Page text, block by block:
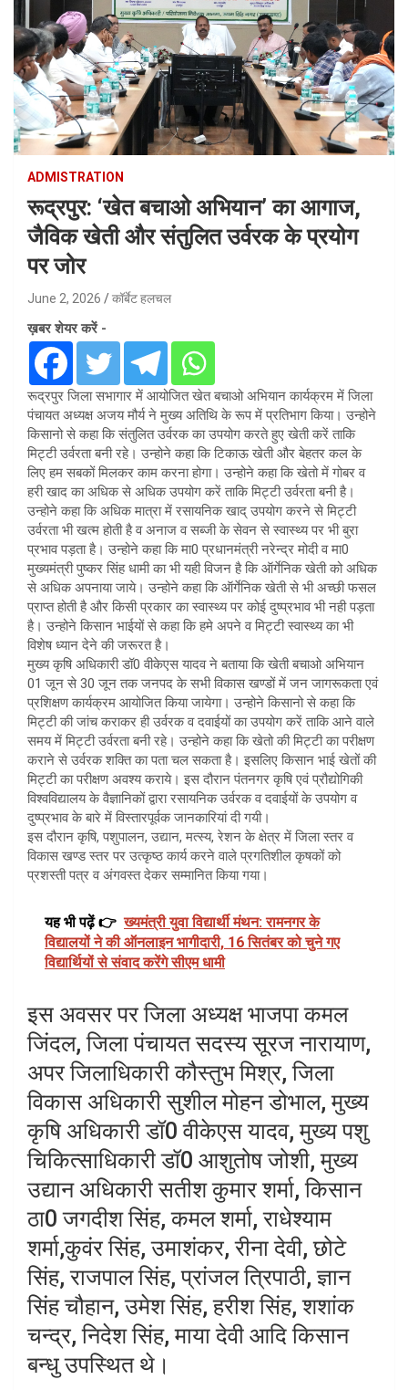
ADMISTRATION
रूद्रपुर: ‘खेत बचाओ अभियान’ का आगाज,
जैविक खेती और संतुलित उर्वरक के प्रयोग
पर जोर
June 2, 2026 कॉर्बेट हलचल
ख़बर शेयर करें -
रूद्रपुर जिला सभागार में आयोजित खेत बचाओ अभियान कार्यक्रम में जिला
पंचायत अध्यक्ष अजय मौर्य ने मुख्य अतिथि के रूप में प्रतिभाग किया। उन्होने
किसानो से कहा कि संतुलित उर्वरक का उपयोग करते हुए खेती करें ताकि
मिट्टी उर्वरता बनी रहे। उन्होने कहा कि टिकाऊ खेती और बेहतर कल के
लिए हम सबकों मिलकर काम करना होगा। उन्होने कहा कि खेतो में गोबर व
हरी खाद का अधिक से अधिक उपयोग करें ताकि मिट्टी उर्वरता बनी है।
उन्होने कहा कि अधिक मात्रा में रसायनिक खाद् उपयोग करने से मिट्टी
उर्वरता भी खत्म होती है व अनाज व सब्जी के सेवन से स्वास्थ्य पर भी बुरा
प्रभाव पड़ता है। उन्होने कहा कि मा0 प्रधानमंत्री नरेन्द्र मोदी व मा0
मुख्यमंत्री पुष्कर सिंह धामी का भी यही विजन है कि ऑर्गेनिक खेती को अधिक
से अधिक अपनाया जाये। उन्होने कहा कि ऑर्गेनिक खेती से भी अच्छी फसल
प्राप्त होती है और किसी प्रकार का स्वास्थ्य पर कोई दुष्प्रभाव भी नही पड़ता
है। उन्होने किसान भाईयों से कहा कि हमे अपने व मिट्टी स्वास्थ्य का भी
विशेष ध्यान देने की जरूरत है।
मुख्य कृषि अधिकारी डॉ0 वीकेएस यादव ने बताया कि खेती बचाओ अभियान
01 जून से 30 जून तक जनपद के सभी विकास खण्डों में जन जागरूकता एवं
प्रशिक्षण कार्यक्रम आयोजित किया जायेगा। उन्होने किसानो से कहा कि
मिट्टी की जांच कराकर ही उर्वरक व दवाईयों का उपयोग करें ताकि आने वाले
समय में मिट्टी उर्वरता बनी रहे। उन्होने कहा कि खेतो की मिट्टी का परीक्षण
कराने से उर्वरक शक्ति का पता चल सकता है। इसलिए किसान भाई खेतों की
मिट्टी का परीक्षण अवश्य कराये। इस दौरान पंतनगर कृषि एवं प्रौद्योगिकी
विश्वविद्यालय के वैज्ञानिकों द्वारा रसायनिक उर्वरक व दवाईयों के उपयोग व
दुष्प्रभाव के बारे में विस्तारपूर्वक जानकारियां दी गयी।
इस दौरान कृषि, पशुपालन, उद्यान, मत्स्य, रेशन के क्षेत्र में जिला स्तर व
विकास खण्ड स्तर पर उत्कृष्ठ कार्य करने वाले प्रगतिशील कृषकों को
प्रशस्ती पत्र व अंगवस्त देकर सम्मानित किया गया।
यह भी पढ़ें 👉 ख्यमंत्री युवा विद्यार्थी मंथन: रामनगर के
विद्यालयों ने की ऑनलाइन भागीदारी, 16 सितंबर को चुने गए
विद्यार्थियों से संवाद करेंगे सीएम धामी
इस अवसर पर जिला अध्यक्ष भाजपा कमल
जिंदल, जिला पंचायत सदस्य सूरज नारायाण,
अपर जिलाधिकारी कौस्तुभ मिश्र, जिला
विकास अधिकारी सुशील मोहन डोभाल, मुख्य
कृषि अधिकारी डॉ0 वीकेएस यादव, मुख्य पशु
चिकित्साधिकारी डॉ0 आशुतोष जोशी, मुख्य
उद्यान अधिकारी सतीश कुमार शर्मा, किसान
ठा0 जगदीश सिंह, कमल शर्मा, राधेश्याम
शर्मा,कुवंर सिंह, उमाशंकर, रीना देवी, छोटे
सिंह, राजपाल सिंह, प्रांजल त्रिपाठी, ज्ञान
सिंह चौहान, उमेश सिंह, हरीश सिंह, शशांक
चन्द्र, निदेश सिंह, माया देवी आदि किसान
बन्धु उपस्थित थे।